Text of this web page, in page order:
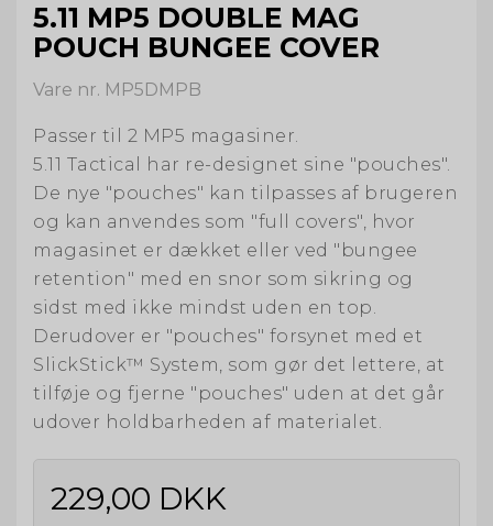
5.11 MP5 DOUBLE MAG
POUCH BUNGEE COVER
Vare nr. MP5DMPB
Passer til 2 MP5 magasiner.
5.11 Tactical har re-designet sine "pouches".
De nye "pouches" kan tilpasses af brugeren
og kan anvendes som "full covers", hvor
magasinet er dækket eller ved "bungee
retention" med en snor som sikring og
sidst med ikke mindst uden en top.
Derudover er "pouches" forsynet med et
SlickStick™ System, som gør det lettere, at
tilføje og fjerne "pouches" uden at det går
udover holdbarheden af materialet.
229,00 DKK